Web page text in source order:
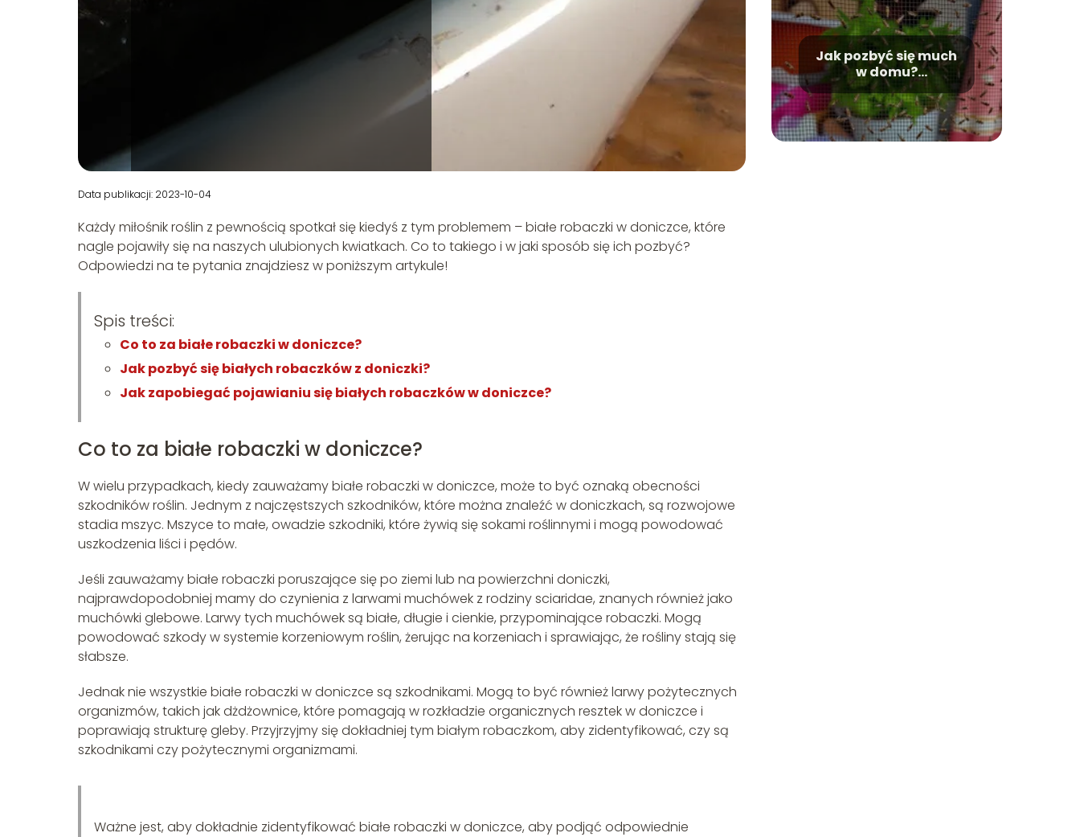
Data publikacji: 2023-10-04
Każdy miłośnik roślin z pewnością spotkał się kiedyś z tym problemem – białe robaczki w doniczce, które
nagle pojawiły się na naszych ulubionych kwiatkach. Co to takiego i w jaki sposób się ich pozbyć?
Odpowiedzi na te pytania znajdziesz w poniższym artykule!
Spis treści:
Co to za białe robaczki w doniczce?
Jak pozbyć się białych robaczków z doniczki?
Jak zapobiegać pojawianiu się białych robaczków w doniczce?
Co to za białe robaczki w doniczce?
W wielu przypadkach, kiedy zauważamy białe robaczki w doniczce, może to być oznaką obecności
szkodników roślin. Jednym z najczęstszych szkodników, które można znaleźć w doniczkach, są rozwojowe
stadia mszyc. Mszyce to małe, owadzie szkodniki, które żywią się sokami roślinnymi i mogą powodować
uszkodzenia liści i pędów.
Jeśli zauważamy białe robaczki poruszające się po ziemi lub na powierzchni doniczki,
najprawdopodobniej mamy do czynienia z larwami muchówek z rodziny sciaridae, znanych również jako
muchówki glebowe. Larwy tych muchówek są białe, długie i cienkie, przypominające robaczki. Mogą
powodować szkody w systemie korzeniowym roślin, żerując na korzeniach i sprawiając, że rośliny stają się
słabsze.
Jednak nie wszystkie białe robaczki w doniczce są szkodnikami. Mogą to być również larwy pożytecznych
organizmów, takich jak dżdżownice, które pomagają w rozkładzie organicznych resztek w doniczce i
poprawiają strukturę gleby. Przyjrzyjmy się dokładniej tym białym robaczkom, aby zidentyfikować, czy są
szkodnikami czy pożytecznymi organizmami.
Ważne jest, aby dokładnie zidentyfikować białe robaczki w doniczce, aby podjąć odpowiednie
Jak pozbyć się much
w domu?
Najskuteczniejsze
metody radzenia
sobie z nimi